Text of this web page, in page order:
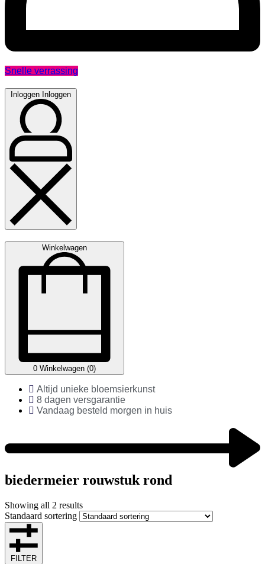
Snelle verrassing
Inloggen Inloggen
Winkelwagen
0 Winkelwagen (0)
Altijd unieke bloemsierkunst
8 dagen versgarantie
Vandaag besteld morgen in huis
biedermeier rouwstuk rond
Showing all 2 results
Standaard sortering
FILTER